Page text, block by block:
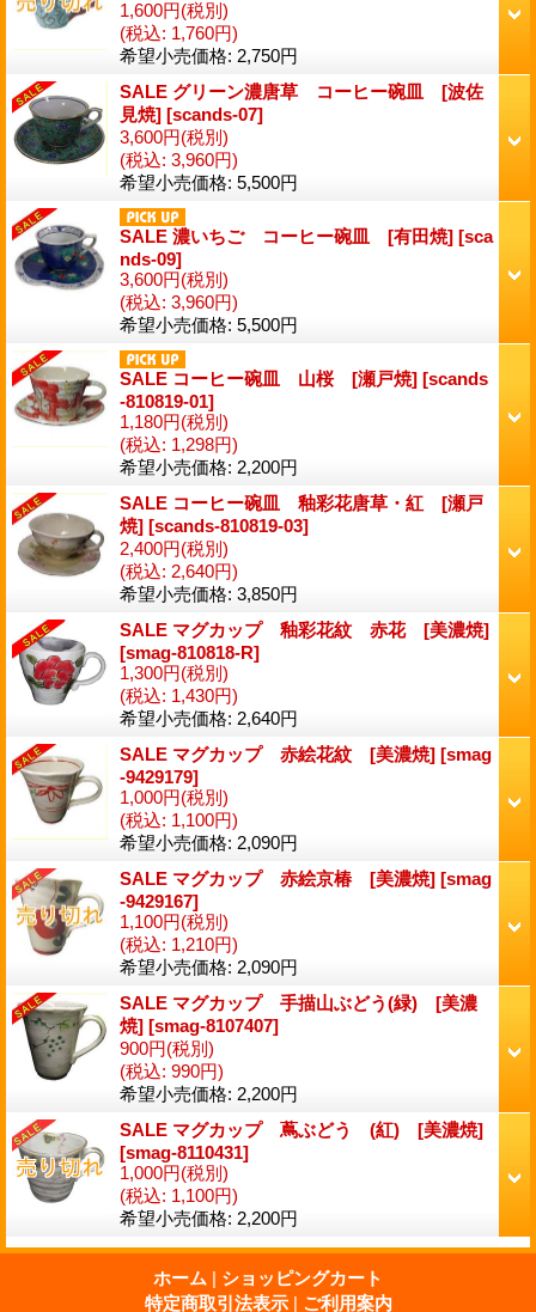
1,600円(税別)
(税込: 1,760円)
希望小売価格: 2,750円
SALE グリーン濃唐草 コーヒー碗皿 [波佐
見焼] [scands-07]
3,600円(税別)
(税込: 3,960円)
希望小売価格: 5,500円
SALE 濃いちご コーヒー碗皿 [有田焼] [sca
nds-09]
3,600円(税別)
(税込: 3,960円)
希望小売価格: 5,500円
SALE コーヒー碗皿 山桜 [瀬戸焼] [scands
-810819-01]
1,180円(税別)
(税込: 1,298円)
希望小売価格: 2,200円
SALE コーヒー碗皿 釉彩花唐草・紅 [瀬戸
焼] [scands-810819-03]
2,400円(税別)
(税込: 2,640円)
希望小売価格: 3,850円
SALE マグカップ 釉彩花紋 赤花 [美濃焼]
[smag-810818-R]
1,300円(税別)
(税込: 1,430円)
希望小売価格: 2,640円
SALE マグカップ 赤絵花紋 [美濃焼] [smag
-9429179]
1,000円(税別)
(税込: 1,100円)
希望小売価格: 2,090円
SALE マグカップ 赤絵京椿 [美濃焼] [smag
-9429167]
1,100円(税別)
(税込: 1,210円)
希望小売価格: 2,090円
SALE マグカップ 手描山ぶどう(緑) [美濃
焼] [smag-8107407]
900円(税別)
(税込: 990円)
希望小売価格: 2,200円
SALE マグカップ 蔦ぶどう (紅) [美濃焼]
[smag-8110431]
1,000円(税別)
(税込: 1,100円)
希望小売価格: 2,200円
ホーム | ショッピングカート
特定商取引法表示 | ご利用案内